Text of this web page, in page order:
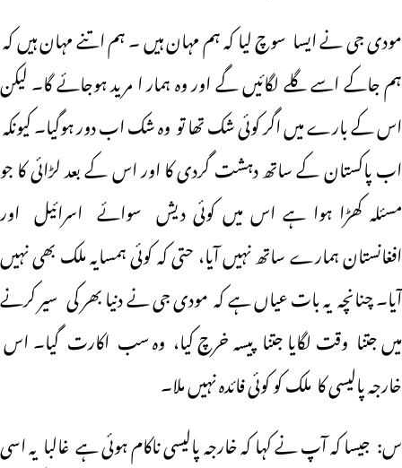
مودی جی نے ایسا سوچ لیا کہ ہم مہان ہیں ۔ ہم اتنے مہان ہیں کہ
ہم جاکے اسے گلے لگائیں گے اور وہ ہمار ا مرید ہوجائے گا۔ لیکن
اس کے بارے میں اگر کوئی شک تھا تو وہ شک اب دور ہوگیا۔ کیونکہ
اب پاکستان کے ساتھ دہشت گردی کا اور اس کے بعد لڑائی کا جو
مسئلہ کھڑا ہوا ہے اس میں کوئی دیش سوائے اسرائیل اور
افغانستان ہمارے ساتھ نہیں آیا، حتی کہ کوئی ہمسایہ ملک بھی نہیں
آیا۔ چنانچہ یہ بات عیاں ہے کہ مودی جی نے دنیا بھر کی سیر کرنے
میں جتنا وقت لگایا جتنا پیسہ خرچ کیا، وہ سب اکارت گیا۔ اس
خارجہ پالیسی کا ملک کو کوئی فائدہ نہیں ملا۔
س: جیسا کہ آپ نے کہا کہ خارجہ پالیسی ناکام ہوئی ہے غالبا یہ اسی